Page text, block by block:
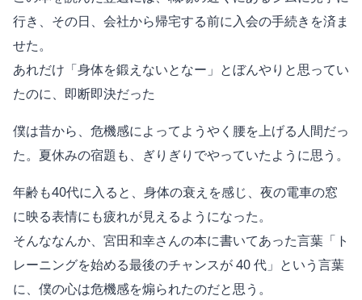
行き、その日、会社から帰宅する前に入会の手続きを済ま
せた。
あれだけ「身体を鍛えないとなー」とぼんやりと思ってい
たのに、即断即決だった
僕は昔から、危機感によってようやく腰を上げる人間だっ
た。夏休みの宿題も、ぎりぎりでやっていたように思う。
年齢も40代に入ると、身体の衰えを感じ、夜の電車の窓
に映る表情にも疲れが見えるようになった。
そんななんか、宮田和幸さんの本に書いてあった言葉「ト
レーニングを始める最後のチャンスが 40 代」という言葉
に、僕の心は危機感を煽られたのだと思う。